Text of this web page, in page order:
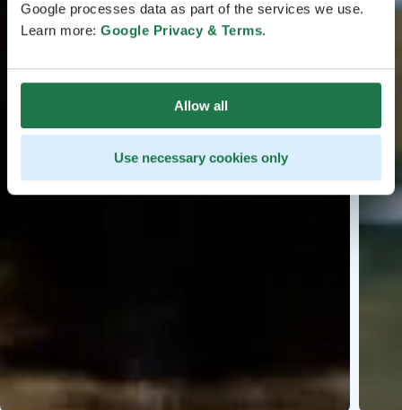
Google processes data as part of the services we use.
Learn more: Google Privacy & Terms.
Allow all
Use necessary cookies only